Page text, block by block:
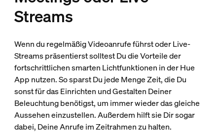
Streams
Wenn du regelmäßig Videoanrufe führst oder Live-
Streams präsentierst solltest Du die Vorteile der
fortschrittlichen smarten Lichtfunktionen in der Hue
App nutzen. So sparst Du jede Menge Zeit, die Du
sonst für das Einrichten und Gestalten Deiner
Beleuchtung benötigst, um immer wieder das gleiche
Aussehen einzustellen. Außerdem hilft sie Dir sogar
dabei, Deine Anrufe im Zeitrahmen zu halten.